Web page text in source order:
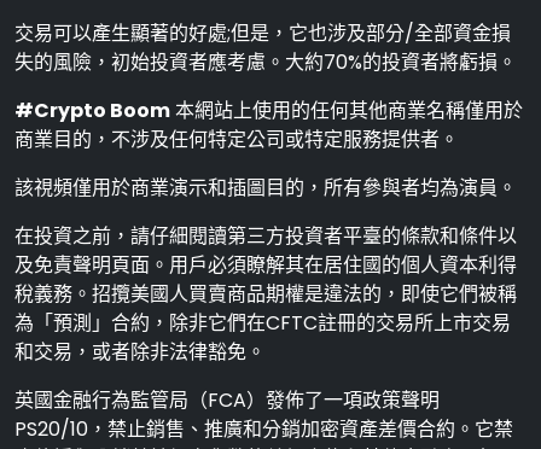
交易可以產生顯著的好處;但是，它也涉及部分/全部資金損
失的風險，初始投資者應考慮。大約70%的投資者將虧損。
#Crypto Boom本網站上使用的任何其他商業名稱僅用於
商業目的，不涉及任何特定公司或特定服務提供者。
該視頻僅用於商業演示和插圖目的，所有參與者均為演員。
在投資之前，請仔細閱讀第三方投資者平臺的條款和條件以
及免責聲明頁面。用戶必須瞭解其在居住國的個人資本利得
稅義務。招攬美國人買賣商品期權是違法的，即使它們被稱
為「預測」合約，除非它們在CFTC註冊的交易所上市交易
和交易，或者除非法律豁免。
英國金融行為監管局（FCA）發佈了一項政策聲明
PS20/10，禁止銷售、推廣和分銷加密資產差價合約。它禁